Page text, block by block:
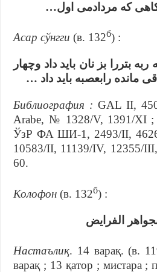
که مردادمی اول…
Асар сўнгги (в. 132б) :
بتررا بز نان باید داد وچهار
مانده رابعصبه باید داد …
Библиография : GAL II,
Arabe, № 1328/V, 1391/XI
ЎзР ФА ШИ-1, 2493/II,
10583/II, 11139/IV, 12355/
60.
Колофон (в. 132б) :
الفرايض
Настаълиқ. 14 варақ. (в.
варақ ; 13 қатор ; мистара ;